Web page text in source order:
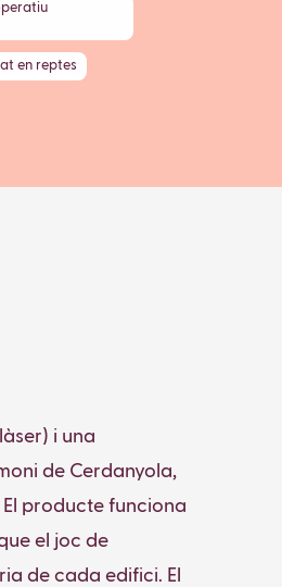
en reptes
i una
de Cerdanyola,
producte funciona
el joc de
de cada edifici. El